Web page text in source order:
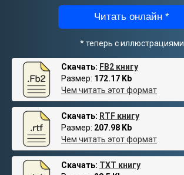
Читать онлайн *
* теперь с иллюстрациями
Скачать: FB2 книгу
Размер: 172.17 Kb
Чем читать этот формат
Скачать: RTF книгу
Размер: 207.98 Kb
Чем читать этот формат
Скачать: TXT книгу